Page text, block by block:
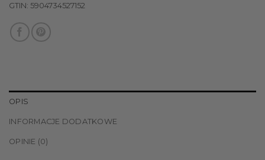
GTIN: 5904734527152
OPIS
INFORMACJE DODATKOWE
OPINIE (0)